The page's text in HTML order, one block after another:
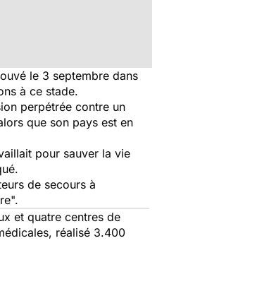
le 3 septembre dans
à ce stade.
perpétrée contre un
que son pays est en
pour sauver la vie
de secours à
et quatre centres de
réalisé 3.400